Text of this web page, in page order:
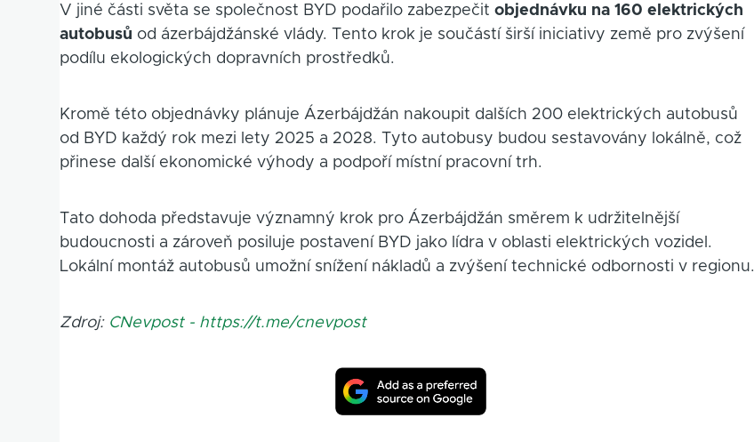
V jiné části světa se společnost BYD podařilo zabezpečitobjednávku na 160 elektrických
autobusů od ázerbájdžánské vlády. Tento krok je součástí širší iniciativy země pro zvýšení
podílu ekologických dopravních prostředků.
Kromě této objednávky plánuje Ázerbájdžán nakoupit dalších 200 elektrických autobusů
od BYD každý rok mezi lety 2025 a 2028. Tyto autobusy budou sestavovány lokálně, což
přinese další ekonomické výhody a podpoří místní pracovní trh.
Tato dohoda představuje významný krok pro Ázerbájdžán směrem k udržitelnější
budoucnosti a zároveň posiluje postavení BYD jako lídra v oblasti elektrických vozidel.
Lokální montáž autobusů umožní snížení nákladů a zvýšení technické odbornosti v regionu.
Zdroj: CNevpost - https://t.me/cnevpost